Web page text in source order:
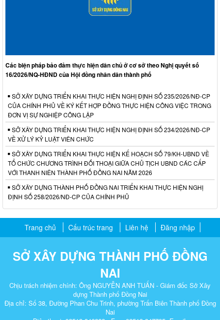
Các biện pháp bảo đảm thực hiện dân chủ ở cơ sở theo Nghị quyết số
16/2026/NQ-HĐND của Hội đồng nhân dân thành phố
SỞ XÂY DỰNG TRIỂN KHAI THỰC HIỆN NGHỊ ĐỊNH SỐ 235/2026/NĐ-CP
CỦA CHÍNH PHỦ VỀ KÝ KẾT HỢP ĐỒNG THỰC HIỆN CÔNG VIỆC TRONG
ĐƠN VỊ SỰ NGHIỆP CÔNG LẬP
SỞ XÂY DỰNG TRIỂN KHAI THỰC HIỆN NGHỊ ĐỊNH SỐ 234/2026/NĐ-CP
VỀ XỬ LÝ KỶ LUẬT VIÊN CHỨC
SỞ XÂY DỰNG TRIỂN KHAI THỰC HIỆN KẾ HOẠCH SỐ 79/KH-UBND VỀ
TỔ CHỨC CHƯƠNG TRÌNH ĐỐI THOẠI GIỮA CHỦ TỊCH UBND CÁC CẤP
VỚI THANH NIÊN THÀNH PHỐ ĐỒNG NAI NĂM 2026
SỞ XÂY DỰNG THÀNH PHỐ ĐỒNG NAI TRIỂN KHAI THỰC HIỆN NGHỊ
ĐỊNH SỐ 258/2026/NĐ-CP CỦA CHÍNH PHỦ
Trang chủ Cấu trúc trang Liên hệ Đăng nhập
SỞ XÂY DỰNG THÀNH PHỐ ĐỒNG
NAI
Chịu trách nhiệm chính: Ông NGUYỄN ANH TUẤN - Giám đốc Sở Xây
dựng Thành phố Đồng Nai
Địa chỉ: Số 38, Đường Phan Chu Trinh, phường Trấn Biên Thành phố Đồng
Nai